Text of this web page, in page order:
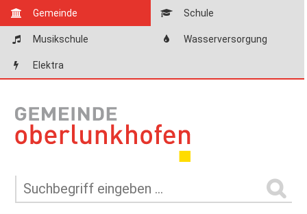
Gemeinde Schule
Musikschule Wasserversorgung
Elektra